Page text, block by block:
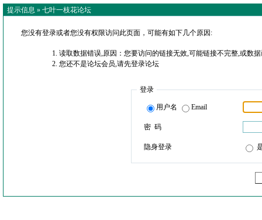
提示信息 » 七叶一枝花论坛
您没有登录或者您没有权限访问此页面，可能有如下几个原因:
读取数据错误,原因：您要访问的链接无效,可能链接不完整,或数
您还不是论坛会员,请先登录论坛
登录
用户名 Email
密 码
隐身登录